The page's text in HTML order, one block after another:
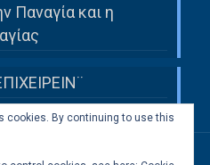
Παναγία και η
cookies. By continuing to use this